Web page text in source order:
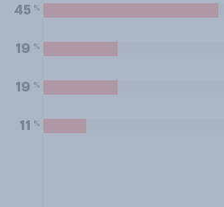
45 %
19 %
19 %
11 %